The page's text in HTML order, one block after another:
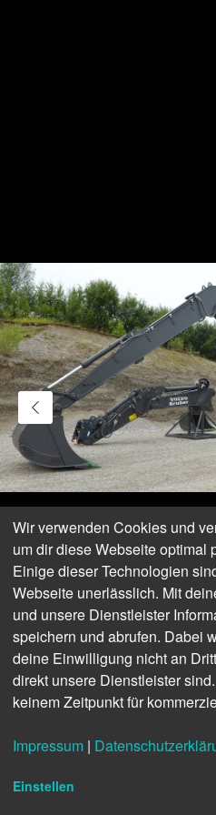
Für flexible Einsätze mit dem langen
Wir verwenden Cookies und
um dir diese Webseite optimal
Einige dieser Technologien
Webseite unerlässlich. Mit
und unsere Dienstleister
speichern und abrufen. Dabei
deine Einwilligung nicht an
direkt unsere Dienstleister
keinem Zeitpunkt für
Impressum |
Einstellen